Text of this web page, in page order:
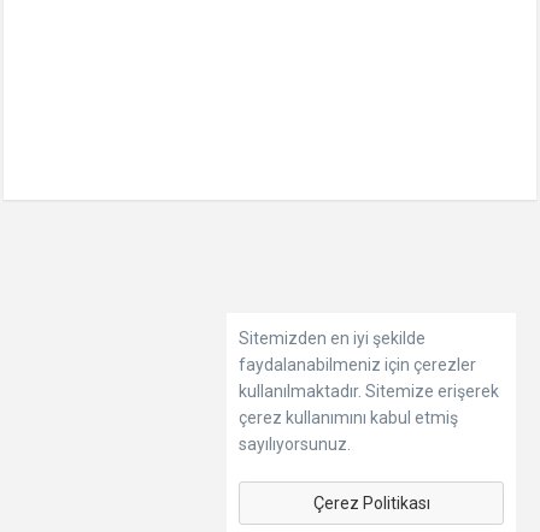
Sitemizden en iyi şekilde
faydalanabilmeniz için çerezler
kullanılmaktadır. Sitemize erişerek
çerez kullanımını kabul etmiş
sayılıyorsunuz.
Çerez Politikası